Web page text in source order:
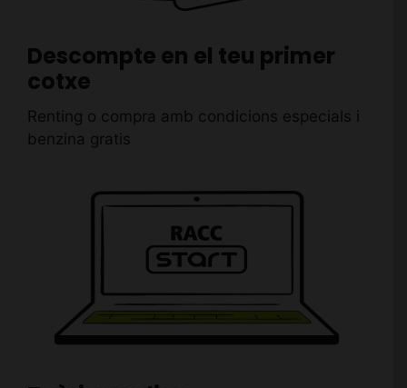
Descompte en el teu primer
cotxe
Renting o compra amb condicions especials i
benzina gratis